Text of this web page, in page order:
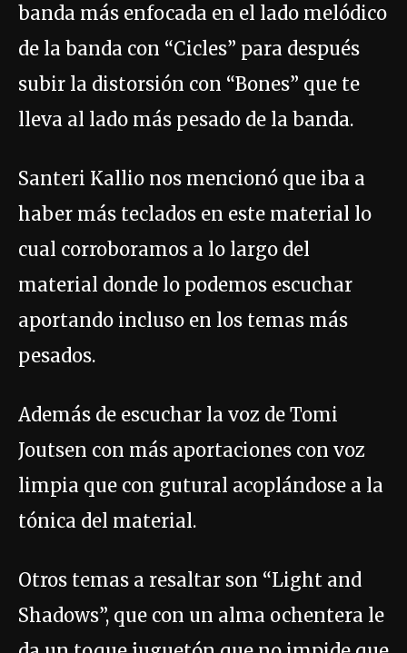
banda más enfocada en el lado melódico
de la banda con “Cicles” para después
subir la distorsión con “Bones” que te
lleva al lado más pesado de la banda.
Santeri Kallio nos mencionó que iba a
haber más teclados en este material lo
cual corroboramos a lo largo del
material donde lo podemos escuchar
aportando incluso en los temas más
pesados.
Además de escuchar la voz de Tomi
Joutsen con más aportaciones con voz
limpia que con gutural acoplándose a la
tónica del material.
Otros temas a resaltar son “Light and
Shadows”, que con un alma ochentera le